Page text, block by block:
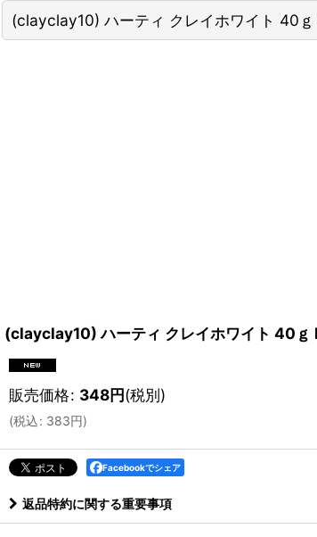
(clayclay10) ハーティ クレイホワイト 40
(clayclay10) ハーティ クレイホワイト 40ｇ
販売価格: 348円(税別)
(税込: 383円)
Facebookでシェア
返品特約に関する重要事項